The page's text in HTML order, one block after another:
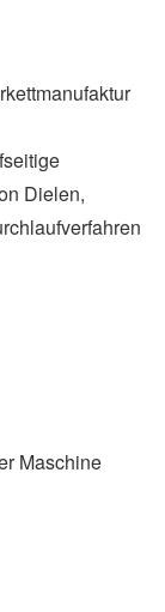
Dielen,
Maschine